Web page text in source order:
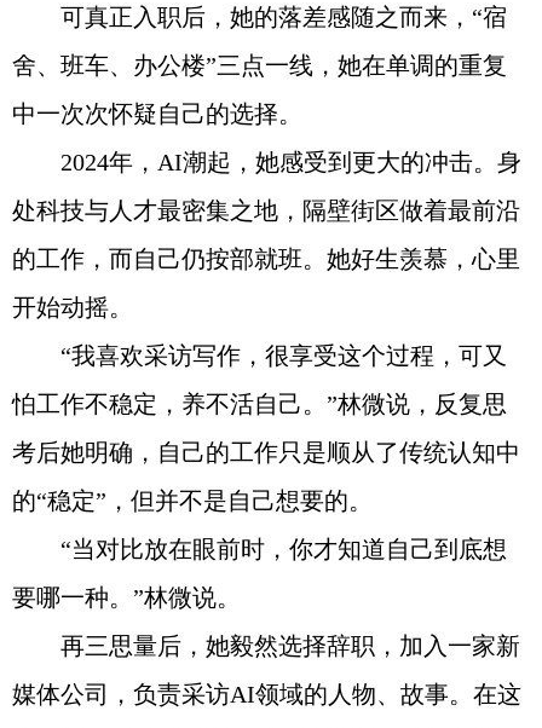
可真正入职后，她的落差感随之而来，“宿
舍、班车、办公楼”三点一线，她在单调的重复
中一次次怀疑自己的选择。
2024年，AI潮起，她感受到更大的冲击。身
处科技与人才最密集之地，隔壁街区做着最前沿
的工作，而自己仍按部就班。她好生羡慕，心里
开始动摇。
“我喜欢采访写作，很享受这个过程，可又
怕工作不稳定，养不活自己。”林微说，反复思
考后她明确，自己的工作只是顺从了传统认知中
的“稳定”，但并不是自己想要的。
“当对比放在眼前时，你才知道自己到底想
要哪一种。”林微说。
再三思量后，她毅然选择辞职，加入一家新
媒体公司，负责采访AI领域的人物、故事。在这